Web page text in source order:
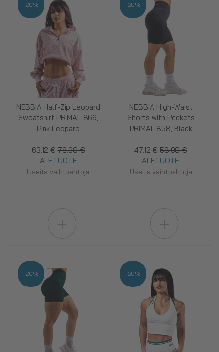
NEBBIA Half-Zip Leopard
Sweatshirt PRIMAL 866,
Pink Leopard
63.12 € 78.90 €
ALETUOTE
Useita vaihtoehtoja
-20%
NEBBIA High-Waist
Shorts with Pockets
PRIMAL 858, Black
47.12 € 58.90 €
ALETUOTE
Useita vaihtoehtoja
-20%
-20% -20%